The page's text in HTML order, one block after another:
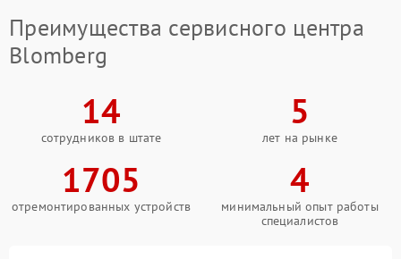
Преимущества сервисного центра
Blomberg
14
сотрудников в штате
5
лет на рынке
1705
отремонтированных устройств
4
минимальный опыт работы
специалистов